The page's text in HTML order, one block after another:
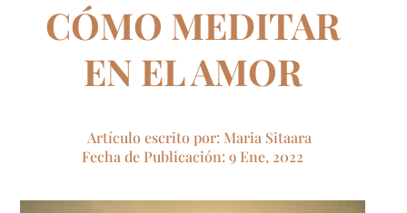
CÓMO MEDITAR
EN EL AMOR
Artículo escrito por: Maria Sitaara
Fecha de Publicación: 9 Ene, 2022